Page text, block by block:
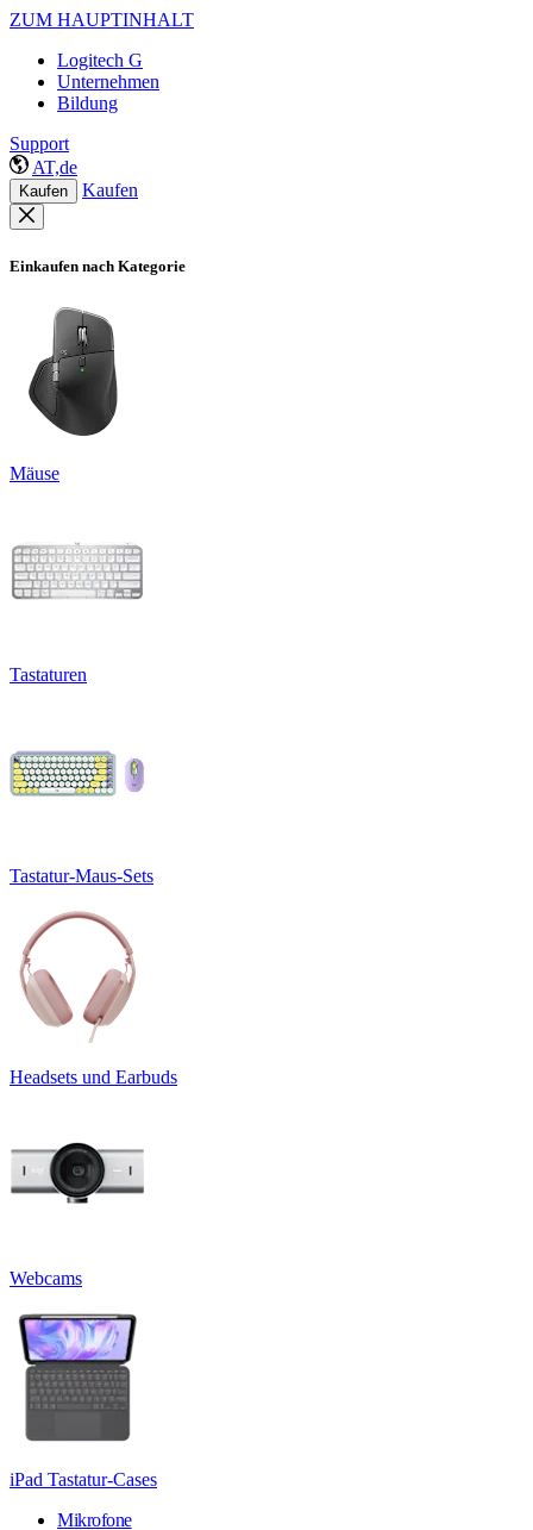
ZUM HAUPTINHALT
Logitech G
Unternehmen
Bildung
Support
AT,de
Kaufen Kaufen
Einkaufen nach Kategorie
Mäuse
Tastaturen
Tastatur-Maus-Sets
Headsets und Earbuds
Webcams
iPad Tastatur-Cases
Mikrofone